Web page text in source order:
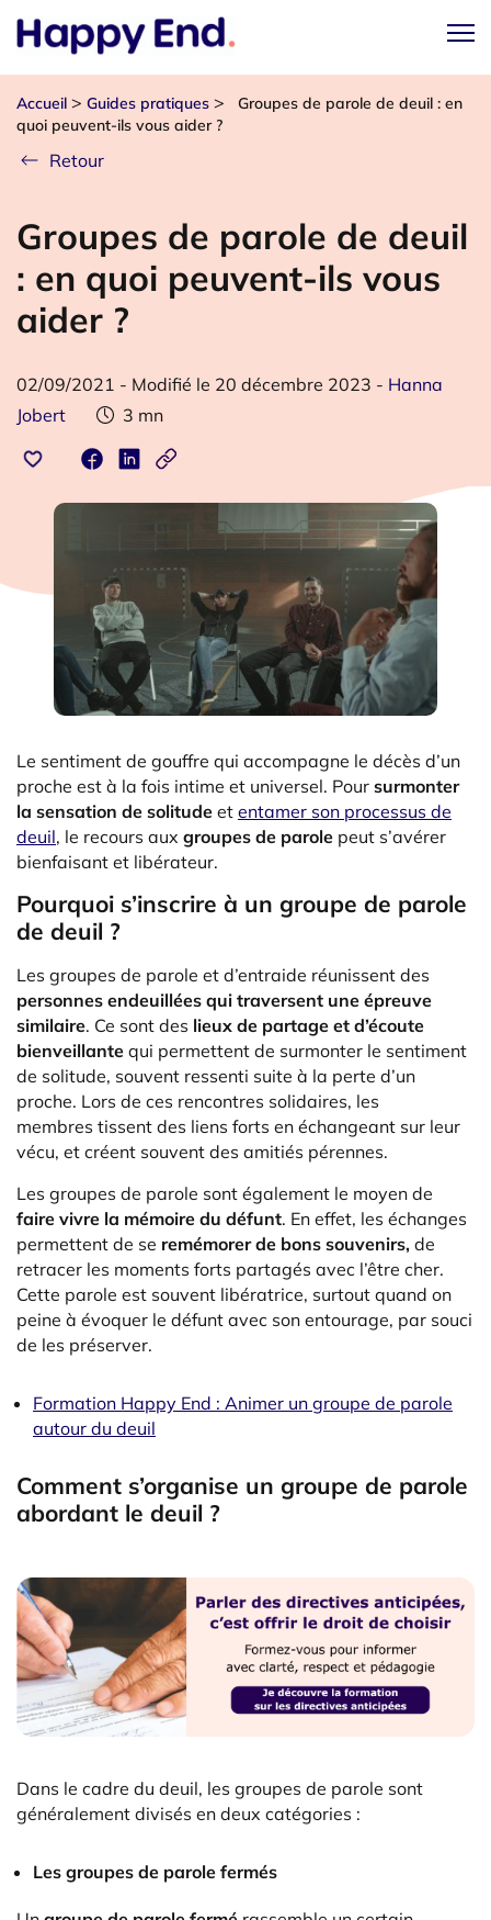
Accueil > Guides pratiques >
Groupes de parole de deuil : en
quoi peuvent-ils vous aider ?
Retour
Groupes de parole de deuil
: en quoi peuvent-ils vous
aider ?
02/09/2021 - Modifié le 20 décembre 2023 - Hanna
Jobert
3 mn
Le sentiment de gouffre qui accompagne le décès d’un
proche est à la fois intime et universel. Pour surmonter
la sensation de solitude et entamer son processus de
deuil, le recours aux groupes de parole peut s’avérer
bienfaisant et libérateur.
Pourquoi s’inscrire à un groupe de parole
de deuil ?
Les groupes de parole et d’entraide réunissent des
personnes endeuillées qui traversent une épreuve
similaire. Ce sont des lieux de partage et d’écoute
bienveillante qui permettent de surmonter le sentiment
de solitude, souvent ressenti suite à la perte d’un
proche. Lors de ces rencontres solidaires, les
membres tissent des liens forts en échangeant sur leur
vécu, et créent souvent des amitiés pérennes.
Les groupes de parole sont également le moyen de
faire vivre la mémoire du défunt. En effet, les échanges
permettent de se remémorer de bons souvenirs, de
retracer les moments forts partagés avec l’être cher.
Cette parole est souvent libératrice, surtout quand on
peine à évoquer le défunt avec son entourage, par souci
de les préserver.
Formation Happy End : Animer un groupe de parole
autour du deuil
Comment s’organise un groupe de parole
abordant le deuil ?
Dans le cadre du deuil, les groupes de parole sont
généralement divisés en deux catégories :
Les groupes de parole fermés